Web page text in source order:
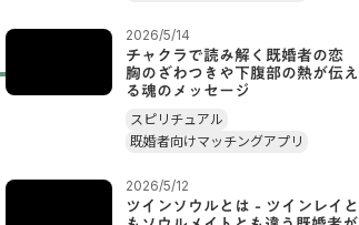
2026/5/14
チャクラで読み解く既婚者の恋
胸のざわつきや下腹部の熱が伝え
る魂のメッセージ
スピリチュアル
既婚者向けマッチングアプリ
2026/5/12
ツインソウルとは - ツインレイと